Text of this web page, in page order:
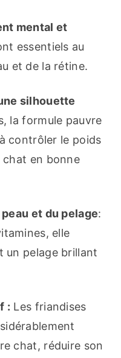
mental et
essentiels au
et de la rétine.
silhouette
la formule pauvre
contrôler le poids
en bonne
et du pelage:
elle
un pelage brillant
: Les friandises
chat, réduire son